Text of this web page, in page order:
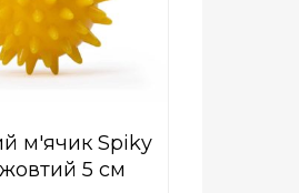
м'ячик Spiky
5 см